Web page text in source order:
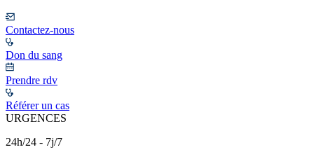
Contactez-nous
Don du sang
Prendre rdv
Référer un cas
URGENCES
24h/24 - 7j/7